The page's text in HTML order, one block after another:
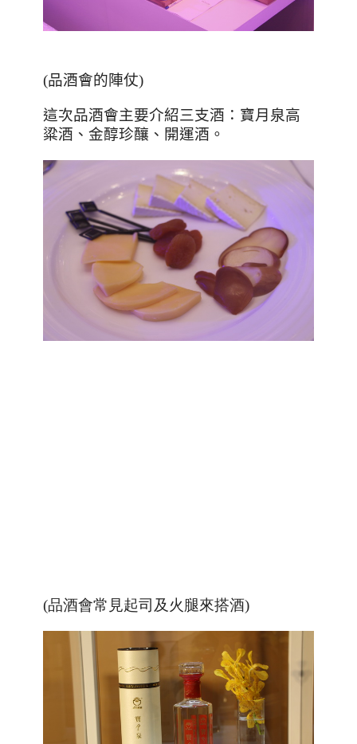
(品酒會的陣仗)
這次品酒會主要介紹三支酒：寶月泉高
粱酒、金醇珍釀、開運酒。
(品酒會常見起司及火腿來搭酒)